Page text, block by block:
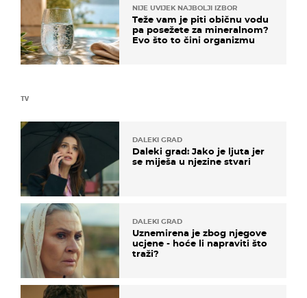
TV
DALEKI GRAD
Daleki grad: Jako je ljuta jer
se miješa u njezine stvari
DALEKI GRAD
Uznemirena je zbog njegove
ucjene - hoće li napraviti što
traži?
NIJE UVIJEK NAJBOLJI IZBOR
Teže vam je piti običnu vodu
pa posežete za mineralnom?
Evo što to čini organizmu